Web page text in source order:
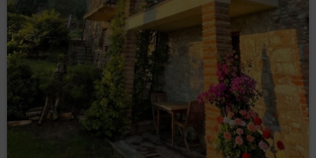
Każdorazowo przed opuszczeniem lokalu, Gość jest
zobowiązany do zamknięcia wszystkich okien, złożenia
parasola przed apartamentem oraz odłożenia leżaków aby
uniknąć szkód spowodowanych nagłą zamianą pogody.
Należy również sprawdzić czy wszystkie urządzenia
elektryczne zostały odłączone, a wszystkie krany zakręcone.
Przed wyjściem z mieszkania należy koniecznie
wyłączyć klimatyzację lub ogrzewanie.Do ochrony przed
nadmiernym nas
onecznieniem, s ł żąwewnętrzne
okiennice.
Zabrania się używania urządzeń elektrycznych nie będących
na wyposażeniu mieszkania.